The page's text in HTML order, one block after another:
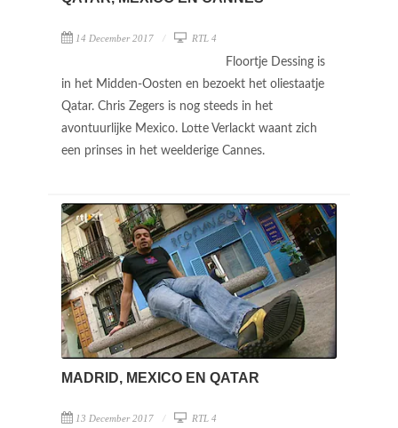
14 December 2017 RTL 4
Floortje Dessing is
in het Midden-Oosten en bezoekt het oliestaatje
Qatar. Chris Zegers is nog steeds in het
avontuurlijke Mexico. Lotte Verlackt waant zich
een prinses in het weelderige Cannes.
MADRID, MEXICO EN QATAR
13 December 2017 RTL 4